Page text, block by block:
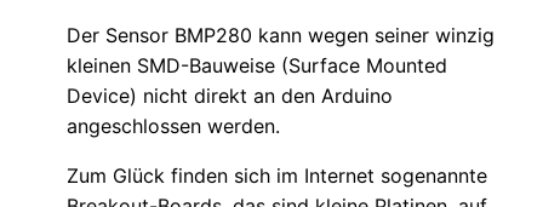
Der Sensor BMP280 kann wegen seiner winzig
kleinen SMD-Bauweise (Surface Mounted
Device) nicht direkt an den Arduino
angeschlossen werden.
Zum Glück finden sich im Internet sogenannte